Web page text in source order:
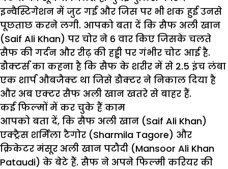
इन्वैस्टिगेशन में जुट गई और जिस पर भी शक हुई उनसे
पूछताछ करने लगी. आपको बता दें कि सैफ अली खान
(Saif Ali Khan) पर चोर ने 6 वार किए जिसके चलते
सैफ की गर्दन और रीढ़ की हड्डी पर गंभीर चोट आई है.
डौक्टर्स का कहना है कि सैफ के शरीर में से 2.5 इंच लंबा
एक शार्प औबजैक्ट था जिसे डौक्टर ने निकाल दिया है
और अब एक्टर सैफ अली खान खतरे से बाहर हैं.
कई फिल्मों में कर चुके हैं काम
आपको बता दें, कि सैफ अली खान (Saif Ali Khan)
एक्ट्रैस शर्मिला टैगोर (Sharmila Tagore) और
क्रिकेटर मंसूर अली खान पटौदी (Mansoor Ali Khan
Pataudi) के बेटे हैं. सैफ ने अपने फिल्मी करियर की